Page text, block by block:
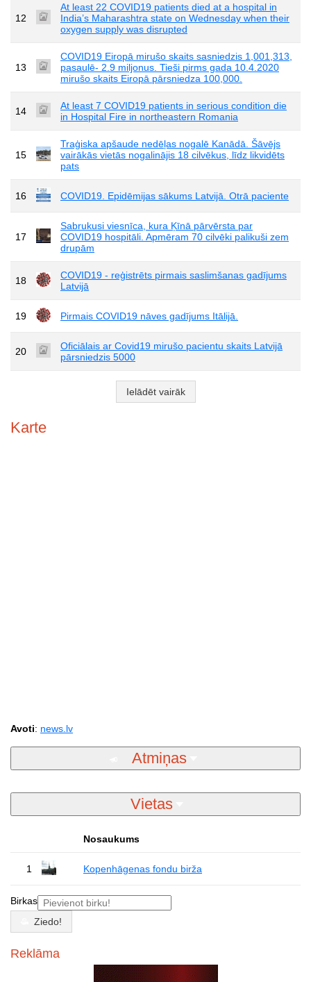
12
At least 22 COVID19 patients died at a hospital in
India’s Maharashtra state on Wednesday when their
oxygen supply was disrupted
13
COVID19 Eiropā mirušo skaits sasniedzis 1,001,313,
pasaulē- 2.9 miljonus. Tieši pirms gada 10.4.2020
mirušo skaits Eiropā pārsniedza 100,000.
14
At least 7 COVID19 patients in serious condition die
in Hospital Fire in northeastern Romania
15
Traģiska apšaude nedēļas nogalē Kanādā. Šāvējs
vairākās vietās nogalinājis 18 cilvēkus, līdz likvidēts
pats
16 COVID19. Epidēmijas sākums Latvijā. Otrā paciente
17
Sabrukusi viesnīca, kura Ķīnā pārvērsta par
COVID19 hospitāli. Apmēram 70 cilvēki palikuši zem
drupām
18
COVID19 - reģistrēts pirmais saslimšanas gadījums
Latvijā
19 Pirmais COVID19 nāves gadījums Itālijā.
20
Oficiālais ar Covid19 mirušo pacientu skaits Latvijā
pārsniedzis 5000
Ielādēt vairāk
Karte
Avoti: news.lv
Atmiņas
Vietas
Nosaukums
1 Kopenhāgenas fondu birža
Birkas
Ziedo!
Reklāma